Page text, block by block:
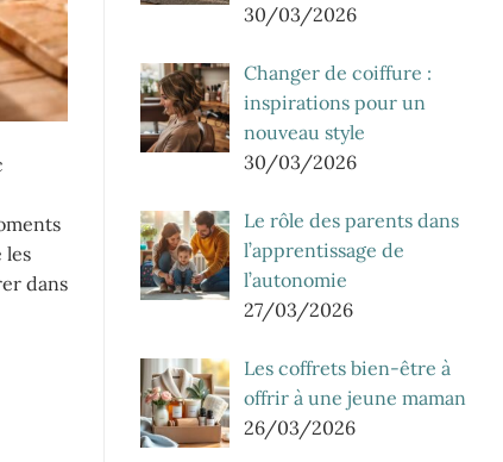
les
dans
30/03/2026
Changer de coiffure :
inspirations pour un
nouveau style
30/03/2026
Le rôle des parents dans
l’apprentissage de
l’autonomie
27/03/2026
Les coffrets bien-être à
offrir à une jeune maman
26/03/2026